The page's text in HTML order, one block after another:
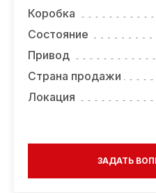
Коробка
Состояние
Привод
Страна продажи
Локация
ЗАДАТЬ